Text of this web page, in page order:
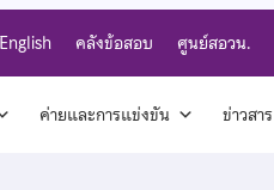
English คลังข้อสอบ ศูนย์สอวน.
ค่ายและการแข่งขัน ข่าวสาร